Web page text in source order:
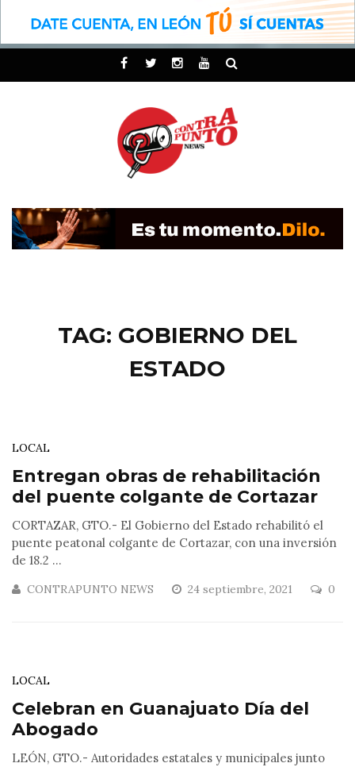
TAG: GOBIERNO DEL
ESTADO
LOCAL
Entregan obras de rehabilitación
del puente colgante de Cortazar
CORTAZAR, GTO.- El Gobierno del Estado rehabilitó el
puente peatonal colgante de Cortazar, con una inversión
de 18.2 ...
CONTRAPUNTO NEWS 24 septiembre, 2021 0
LOCAL
Celebran en Guanajuato Día del
Abogado
LEÓN, GTO.- Autoridades estatales y municipales junto